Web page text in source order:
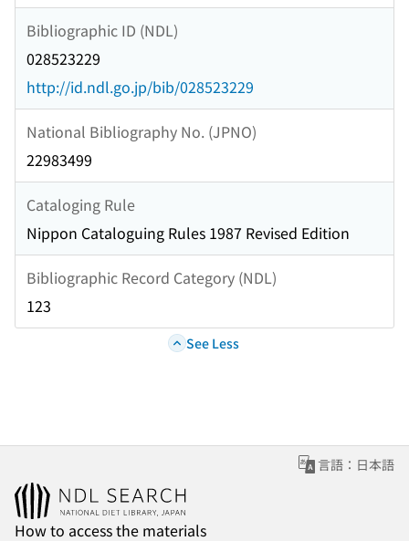
Bibliographic ID (NDL)
028523229
http://id.ndl.go.jp/bib/028523229
National Bibliography No. (JPNO)
22983499
Cataloging Rule
Nippon Cataloguing Rules 1987 Revised Edition
Bibliographic Record Category (NDL)
123
See Less
言語：日本語
How to access the materials